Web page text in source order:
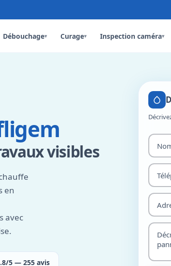
Débouchage▾ Curage▾ Inspection caméra▾
visibles
en
avec
5 — 255 avis